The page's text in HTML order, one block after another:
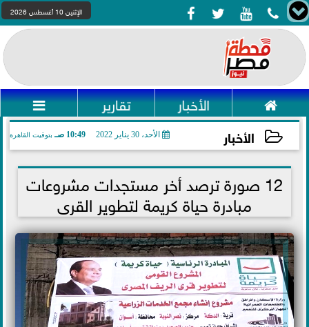
    الإثنين 10 أغسطس 2026
 الأخبار تقارير 
الأخبار الأحد، 30 يناير 2022 10:49 صـ بتوقيت القاهرة
2022-01-30 10:49:3912 صورة ترصد أخر مستجدات مشروعات
مبادرة حياة كريمة لتطوير القرى